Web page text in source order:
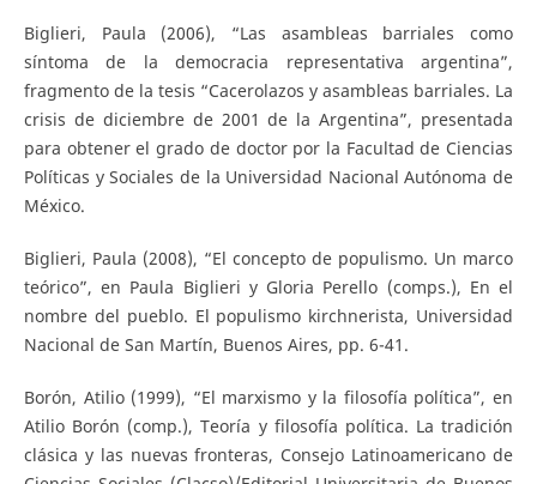
Biglieri, Paula (2006), “Las asambleas barriales como
síntoma de la democracia representativa argentina”,
fragmento de la tesis “Cacerolazos y asambleas barriales. La
crisis de diciembre de 2001 de la Argentina”, presentada
para obtener el grado de doctor por la Facultad de Ciencias
Políticas y Sociales de la Universidad Nacional Autónoma de
México.
Biglieri, Paula (2008), “El concepto de populismo. Un marco
teórico”, en Paula Biglieri y Gloria Perello (comps.), En el
nombre del pueblo. El populismo kirchnerista, Universidad
Nacional de San Martín, Buenos Aires, pp. 6-41.
Borón, Atilio (1999), “El marxismo y la filosofía política”, en
Atilio Borón (comp.), Teoría y filosofía política. La tradición
clásica y las nuevas fronteras, Consejo Latinoamericano de